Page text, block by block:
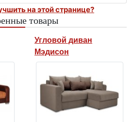
на этой странице?
товары
Угловой диван
Мэдисон